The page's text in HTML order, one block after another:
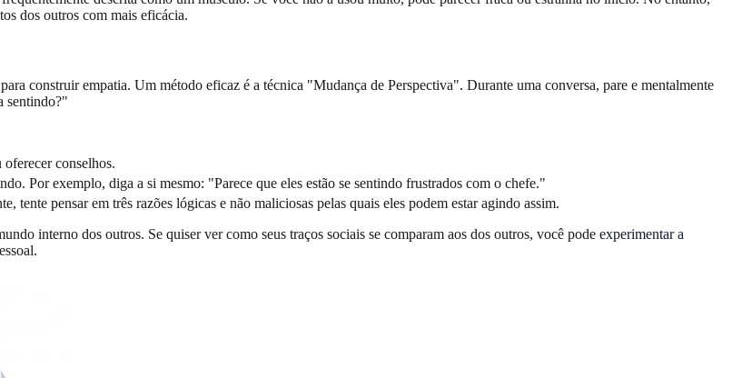
dos outros com mais eficácia.
construir empatia. Um método eficaz é a técnica "Mudança de Perspectiva". Durante uma conversa, pare e mentalmente
sentindo?"
conselhos.
Por exemplo, diga a si mesmo: "Parece que eles estão se sentindo frustrados com o chefe."
tente pensar em três razões lógicas e não maliciosas pelas quais eles podem estar agindo assim.
interno dos outros. Se quiser ver como seus traços sociais se comparam aos dos outros, você pode experimentar a